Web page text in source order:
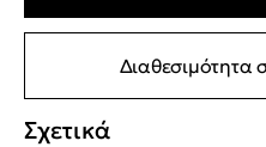
Διαθεσιμότητα
Σχετικά